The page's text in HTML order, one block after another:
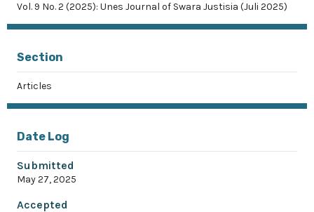
Vol. 9 No. 2 (2025): Unes Journal of Swara Justisia (Juli 2025)
Section
Articles
Date Log
Submitted
May 27, 2025
Accepted